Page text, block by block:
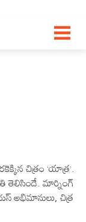
చిత్రం ‘యాత్ర’.
తెలిసిందే. మార్నింగ్
అభిమానులు, చిత్ర